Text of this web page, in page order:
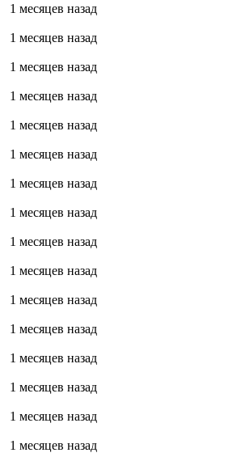
1 месяцев назад
1 месяцев назад
1 месяцев назад
1 месяцев назад
1 месяцев назад
1 месяцев назад
1 месяцев назад
1 месяцев назад
1 месяцев назад
1 месяцев назад
1 месяцев назад
1 месяцев назад
1 месяцев назад
1 месяцев назад
1 месяцев назад
1 месяцев назад